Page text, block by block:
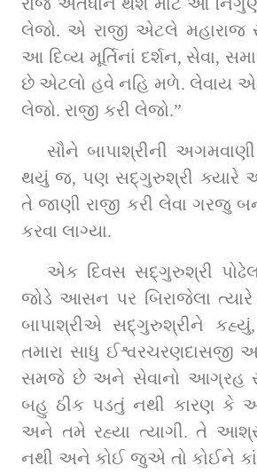
રોજ અંતર્ધાન થશે માટે આ
લેજો. એ રાજી એટલે મહારાજ
આ દિવ્ય મૂર્તિનાં દર્શન, સેવા,
છે એટલો હવે નહિ મળે. લેવાય
લેજો. રાજી કરી લેજો.”
સૌને બાપાશ્રીની
થયું જ, પણ સદ્‌ગુરુશ્રી ક્યારે અંતર્ધાન થવાના છે
તે જાણી રાજી કરી લેવા ગરજુ
કરવા લાગ્યા.
એક દિવસ સદ્‌ગુરુશ્રી પોઢેલા અને બાપાશ્રી
જોડે આસન પર બિરાજેલા
બાપાશ્રીએ સદ્‌ગુરુશ્રીને કહ્યું, “બાપજી ! આ
તમારા સાધુ ઈશ્વરચરણદાસજી
સમજે છે અને સેવાનો આગ્રહ
બહુ ઠીક પડતું નથી કારણ કે
અને તમે રહ્યા ત્યાગી. તે
નથી અને કોઈ જુએ તો કોઈને